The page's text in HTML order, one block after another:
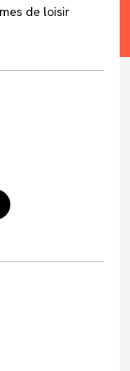
de loisir